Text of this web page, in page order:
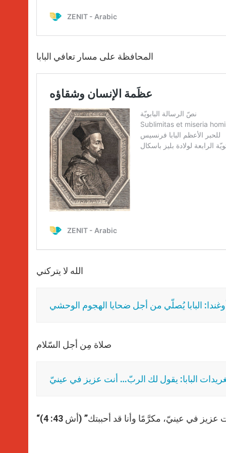
المحافظة على مسار تعافي البابا
الله لا يتركني
البابا يُصلّي من أجل ضحايا الهجوم الوحشي
صلاة مِن أجل السّلام
البابا: يقول لك الربّ… أنت عزيز في عينيّ
عزيز في عينيّ، مكرَّمًا وأنا قد أحببتك” (أش 43: 4)